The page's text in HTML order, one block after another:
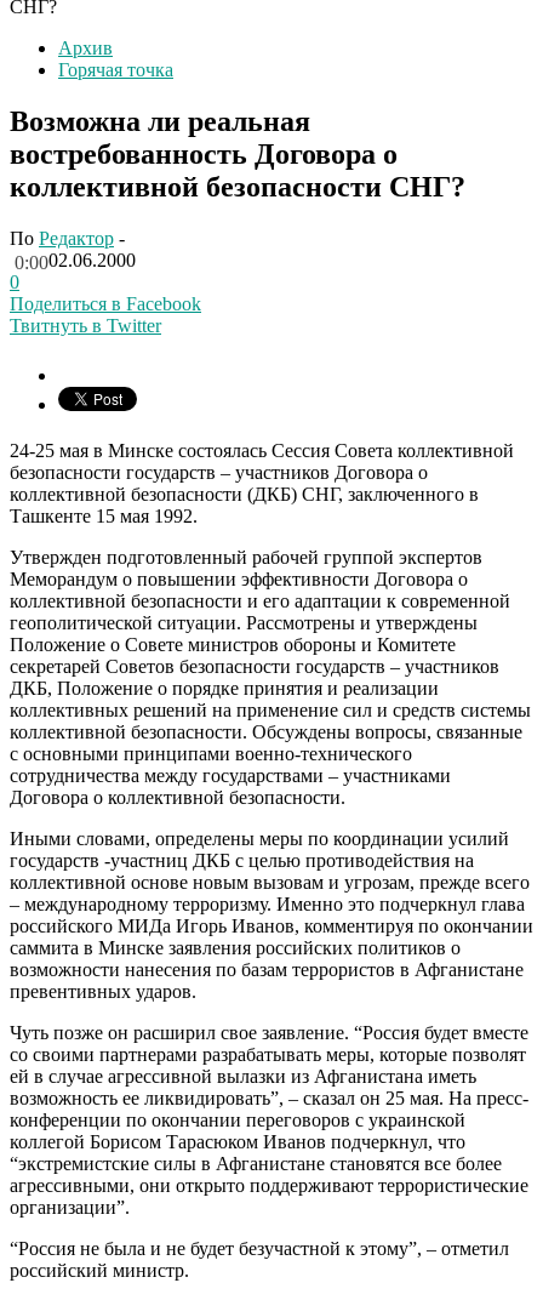
СНГ?
Архив
Горячая точка
Возможна ли реальная
востребованность Договора о
коллективной безопасности СНГ?
По Редактор -
02.06.2000
0:00
0
Поделиться в Facebook
Твитнуть в Twitter
24-25 мая в Минске состоялась Сессия Совета коллективной
безопасности государств – участников Договора о
коллективной безопасности (ДКБ) СНГ, заключенного в
Ташкенте 15 мая 1992.
Утвержден подготовленный рабочей группой экспертов
Меморандум о повышении эффективности Договора о
коллективной безопасности и его адаптации к современной
геополитической ситуации. Рассмотрены и утверждены
Положение о Совете министров обороны и Комитете
секретарей Советов безопасности государств – участников
ДКБ, Положение о порядке принятия и реализации
коллективных решений на применение сил и средств системы
коллективной безопасности. Обсуждены вопросы, связанные
с основными принципами военно-технического
сотрудничества между государствами – участниками
Договора о коллективной безопасности.
Иными словами, определены меры по координации усилий
государств -участниц ДКБ с целью противодействия на
коллективной основе новым вызовам и угрозам, прежде всего
– международному терроризму. Именно это подчеркнул глава
российского МИДа Игорь Иванов, комментируя по окончании
саммита в Минске заявления российских политиков о
возможности нанесения по базам террористов в Афганистане
превентивных ударов.
Чуть позже он расширил свое заявление. “Россия будет вместе
со своими партнерами разрабатывать меры, которые позволят
ей в случае агрессивной вылазки из Афганистана иметь
возможность ее ликвидировать”, – сказал он 25 мая. На пресс-
конференции по окончании переговоров с украинской
коллегой Борисом Тарасюком Иванов подчеркнул, что
“экстремистские силы в Афганистане становятся все более
агрессивными, они открыто поддерживают террористические
организации”.
“Россия не была и не будет безучастной к этому”, – отметил
российский министр.